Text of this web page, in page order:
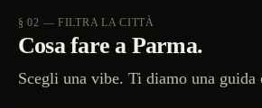
§ 02 — FILTRA LA CITTÀ
Cosa fare a Parma.
Scegli una vibe. Ti diamo una guida